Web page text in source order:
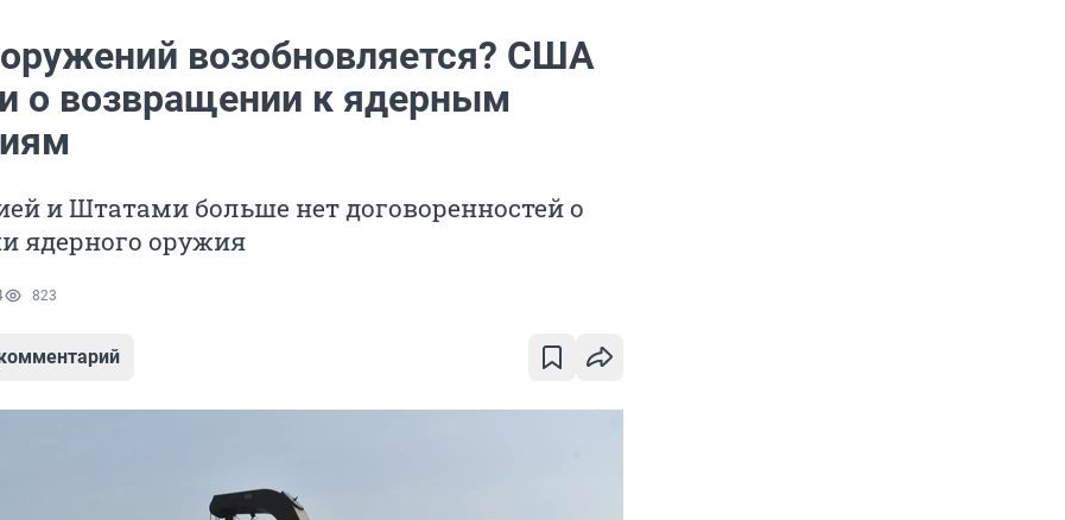
возобновляется? США
о возвращении к ядерным
и Штатами больше нет договоренностей о
ядерного оружия
823